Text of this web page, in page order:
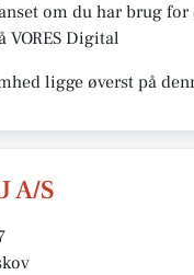
om du har brug
VORES Digital
ligge øverst på
A/S